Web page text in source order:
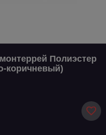
Полиэстер
коричневый)